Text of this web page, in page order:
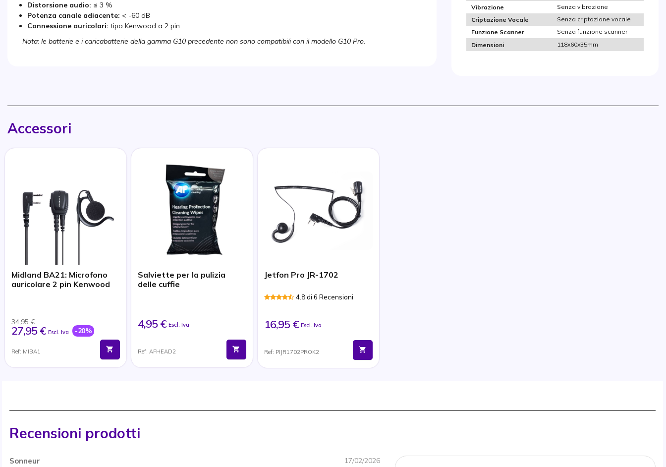
Distorsione audio: ≤ 3 %
Potenza canale adiacente: < -60 dB
Connessione auricolari: tipo Kenwood a 2 pin
Nota: le batterie e i caricabatterie della gamma G10 precedente non sono compatibili con il modello G10 Pro.
Vibrazione
Senza vibrazione
Criptazione Vocale
Senza criptazione vocale
Funzione Scanner
Senza funzione scanner
Dimensioni
118x60x35mm
Accessori
Midland BA21: Microfono
auricolare 2 pin Kenwood
34,95 €
27,95 € Escl. Iva -20%
Ref: MIBA1
Salviette per la pulizia
delle cuffie
4,95 € Escl. Iva
Ref: AFHEAD2
Jetfon Pro JR-1702
4.8 di 6 Recensioni
16,95 € Escl. Iva
Ref: PIJR1702PROK2
Recensioni prodotti
Sonneur 17/02/2026